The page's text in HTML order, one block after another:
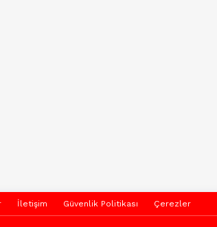
İletişim Güvenlik Politikası Çerezler